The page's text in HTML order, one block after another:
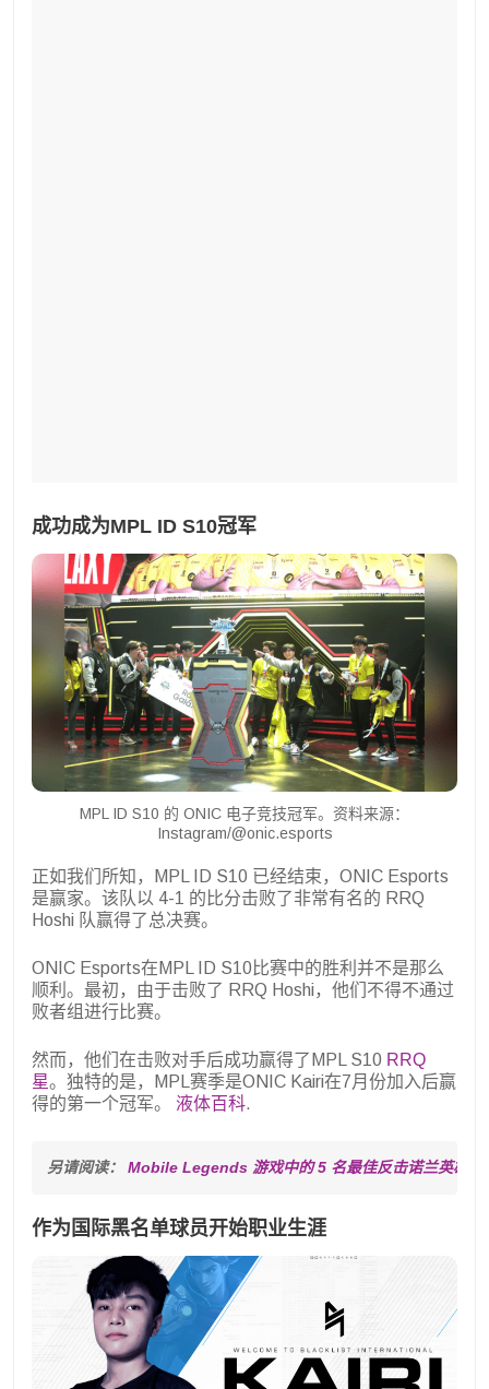
成功成为MPL ID S10冠军
MPL ID S10 的 ONIC 电子竞技冠军。资料来源：
Instagram/@onic.esports
正如我们所知，MPL ID S10 已经结束，ONIC Esports
是赢家。该队以 4-1 的比分击败了非常有名的 RRQ
Hoshi 队赢得了总决赛。
ONIC Esports在MPL ID S10比赛中的胜利并不是那么
顺利。最初，由于击败了 RRQ Hoshi，他们不得不通过
败者组进行比赛。
然而，他们在击败对手后成功赢得了MPL S10 RRQ
星。独特的是，MPL赛季是ONIC Kairi在7月份加入后赢
得的第一个冠军。 液体百科.
另请阅读： Mobile Legends 游戏中的 5 名最佳反击诺兰英雄
作为国际黑名单球员开始职业生涯